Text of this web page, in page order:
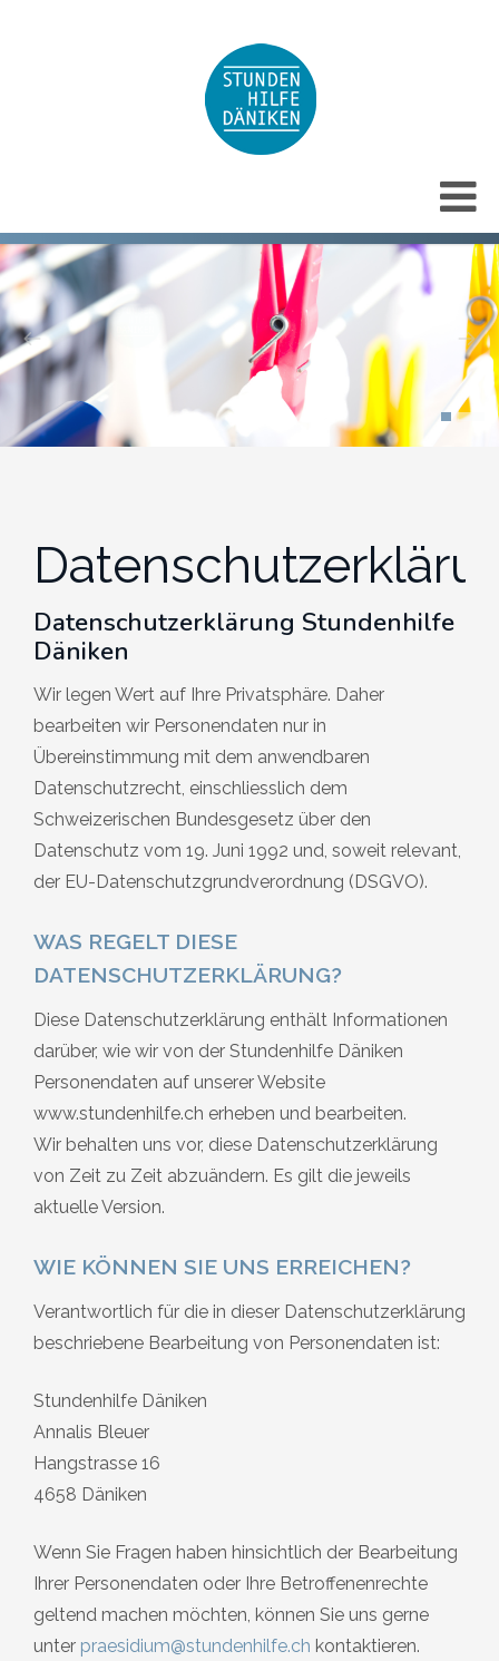
Datenschutzerklärung Stundenhilfe
Däniken
Wir legen Wert auf Ihre Privatsphäre. Daher
bearbeiten wir Personendaten nur in
Übereinstimmung mit dem anwendbaren
Datenschutzrecht, einschliesslich dem
Schweizerischen Bundesgesetz über den
Datenschutz vom 19. Juni 1992 und, soweit relevant,
der EU-Datenschutzgrundverordnung (DSGVO).
WAS REGELT DIESE
DATENSCHUTZERKLÄRUNG?
Diese Datenschutzerklärung enthält Informationen
darüber, wie wir von der Stundenhilfe Däniken
Personendaten auf unserer Website
www.stundenhilfe.ch erheben und bearbeiten.
Wir behalten uns vor, diese Datenschutzerklärung
von Zeit zu Zeit abzuändern. Es gilt die jeweils
aktuelle Version.
WIE KÖNNEN SIE UNS ERREICHEN?
Verantwortlich für die in dieser Datenschutzerklärung
beschriebene Bearbeitung von Personendaten ist:
Stundenhilfe Däniken
Annalis Bleuer
Hangstrasse 16
4658 Däniken
Wenn Sie Fragen haben hinsichtlich der Bearbeitung
Ihrer Personendaten oder Ihre Betroffenenrechte
geltend machen möchten, können Sie uns gerne
unter praesidium@stundenhilfe.ch kontaktieren.